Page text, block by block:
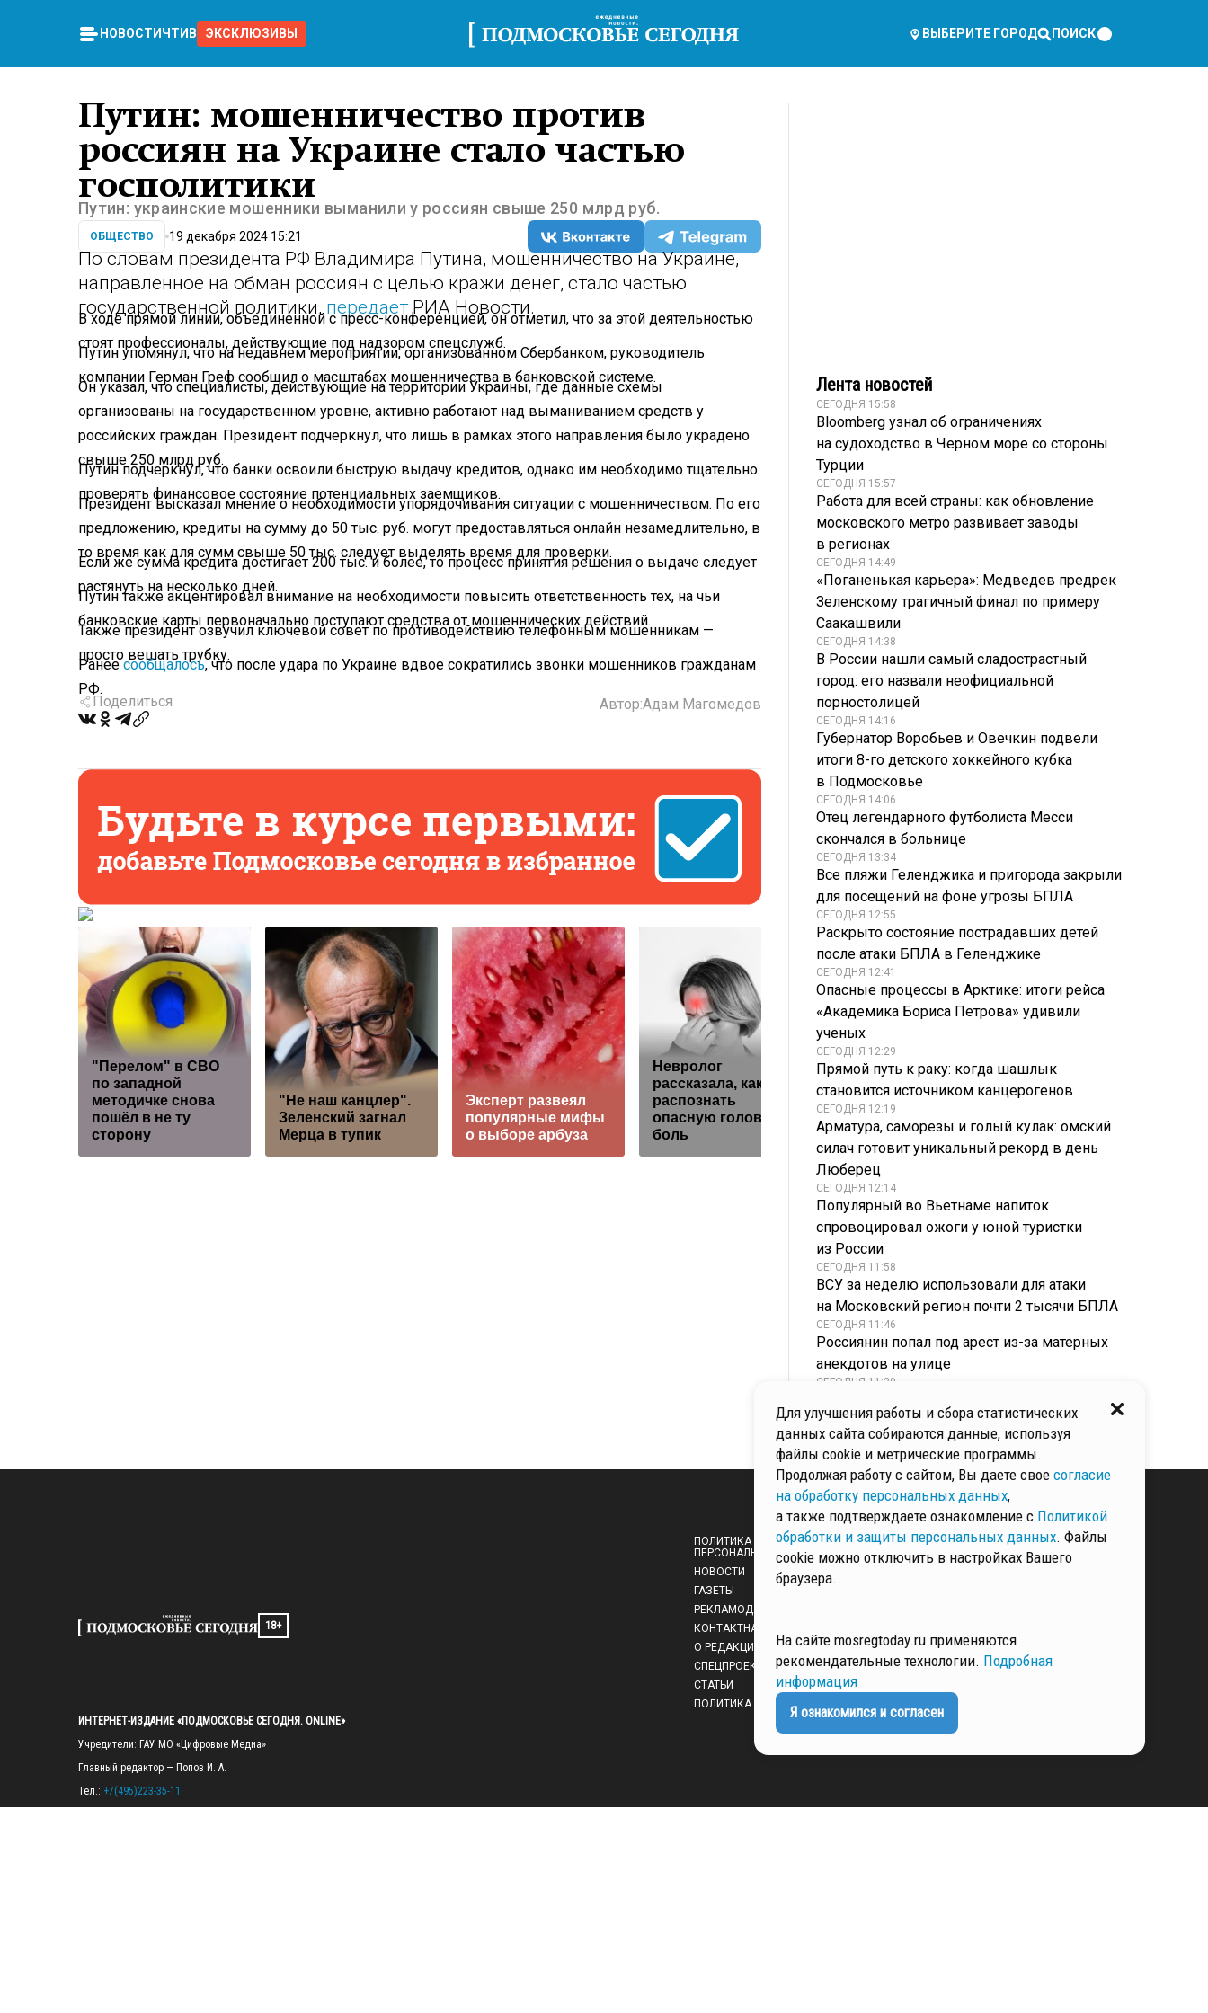
НОВОСТИ ЧТИВО ЭКСКЛЮЗИВЫ ВЫБЕРИТЕ ГОРОД ПОИСК
Путин: мошенничество против
россиян на Украине стало частью
госполитики
Путин: украинские мошенники выманили у россиян свыше 250 млрд руб.
ОБЩЕСТВО 19 декабря 2024 15:21
По словам президента РФ Владимира Путина, мошенничество на Украине,
направленное на обман россиян с целью кражи денег, стало частью
государственной политики,передаетРИА Новости.
В ходе прямой линии, объединенной с пресс-конференцией, он отметил, что за этой деятельностью
стоят профессионалы, действующие под надзором спецслужб.
Путин упомянул, что на недавнем мероприятии, организованном Сбербанком, руководитель
компании Герман Греф сообщил о масштабах мошенничества в банковской системе.
Он указал, что специалисты, действующие на территории Украины, где данные схемы
организованы на государственном уровне, активно работают над выманиванием средств у
российских граждан. Президент подчеркнул, что лишь в рамках этого направления было украдено
свыше 250 млрд руб.
Путин подчеркнул, что банки освоили быструю выдачу кредитов, однако им необходимо тщательно
проверять финансовое состояние потенциальных заемщиков.
Президент высказал мнение о необходимости упорядочивания ситуации с мошенничеством. По его
предложению, кредиты на сумму до 50 тыс. руб. могут предоставляться онлайн незамедлительно, в
то время как для сумм свыше 50 тыс. следует выделять время для проверки.
Если же сумма кредита достигает 200 тыс. и более, то процесс принятия решения о выдаче следует
растянуть на несколько дней.
Путин также акцентировал внимание на необходимости повысить ответственность тех, на чьи
банковские карты первоначально поступают средства от мошеннических действий.
Также президент озвучил ключевой совет по противодействию телефонным мошенникам —
просто вешать трубку.
Ранеесообщалось, что после удара по Украине вдвое сократились звонки мошенников гражданам
РФ.
Поделиться Автор:Адам Магомедов
"Перелом" в СВО
по западной
методичке снова
пошёл в не ту
сторону
"Не наш канцлер".
Зеленский загнал
Мерца в тупик
Эксперт развеял
популярные мифы
о выборе арбуза
Невролог
рассказала, как
распознать
опасную головную
боль
помогли взорвать
базы ВСУ во
Львове
В Совфеде
хакеров за слив о
НАТО и ударах по
России
Лента новостей
СЕГОДНЯ 15:58
Bloomberg узнал об ограничениях
на судоходство в Черном море со стороны
Турции
СЕГОДНЯ 15:57
Работа для всей страны: как обновление
московского метро развивает заводы
в регионах
СЕГОДНЯ 14:49
«Поганенькая карьера»: Медведев предрек
Зеленскому трагичный финал по примеру
Саакашвили
СЕГОДНЯ 14:38
В России нашли самый сладострастный
город: его назвали неофициальной
порностолицей
СЕГОДНЯ 14:16
Губернатор Воробьев и Овечкин подвели
итоги 8-го детского хоккейного кубка
в Подмосковье
СЕГОДНЯ 14:06
Отец легендарного футболиста Месси
скончался в больнице
СЕГОДНЯ 13:34
Все пляжи Геленджика и пригорода закрыли
для посещений на фоне угрозы БПЛА
СЕГОДНЯ 12:55
Раскрыто состояние пострадавших детей
после атаки БПЛА в Геленджике
СЕГОДНЯ 12:41
Опасные процессы в Арктике: итоги рейса
«Академика Бориса Петрова» удивили
ученых
СЕГОДНЯ 12:29
Прямой путь к раку: когда шашлык
становится источником канцерогенов
СЕГОДНЯ 12:19
Арматура, саморезы и голый кулак: омский
силач готовит уникальный рекорд в день
Люберец
СЕГОДНЯ 12:14
Популярный во Вьетнаме напиток
спровоцировал ожоги у юной туристки
из России
СЕГОДНЯ 11:58
ВСУ за неделю использовали для атаки
на Московский регион почти 2 тысячи БПЛА
СЕГОДНЯ 11:46
Россиянин попал под арест из-за матерных
анекдотов на улице
СЕГОДНЯ 11:29
Подмосковные пожарные стали чемпионами
МЧС России в Саранске
18+
ИНТЕРНЕТ-ИЗДАНИЕ «ПОДМОСКОВЬЕ СЕГОДНЯ. ONLINE»
Учредители: ГАУ МО «Цифровые Медиа»
Главный редактор — Попов И. А.
Тел.: +7(495)223-35-11
ПОЛИТИКА ОБРАБОТКИ И ЗАЩИТЫ
ПЕРСОНАЛЬНЫХ ДАННЫХ
НОВОСТИ
ГАЗЕТЫ
РЕКЛАМОДАТЕЛЯМ
КОНТАКТНАЯ ИНФОРМАЦИЯ
О РЕДАКЦИИ
СПЕЦПРОЕКТЫ
СТАТЬИ
ПОЛИТИКА КОНФИДЕНЦИАЛЬНОСТИ
Для улучшения работы и сбора статистических
данных сайта собираются данные, используя
файлы cookie и метрические программы.
Продолжая работу с сайтом, Вы даете свое согласие
на обработку персональных данных,
а также подтверждаете ознакомление с Политикой
обработки и защиты персональных данных. Файлы
cookie можно отключить в настройках Вашего
браузера.
На сайте mosregtoday.ru применяются
рекомендательные технологии. Подробная
информация
Я ознакомился и согласен